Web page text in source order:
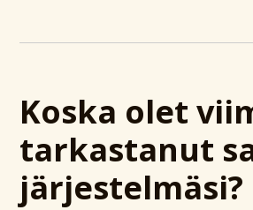
Koska olet
tarkastanut
järjestelmäsi?